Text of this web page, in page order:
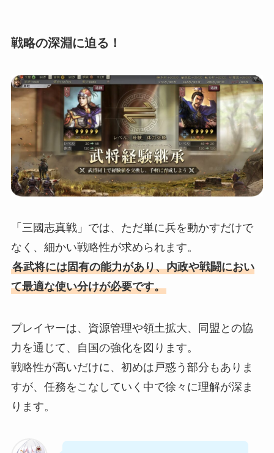
戦略の深淵に迫る！
「三國志真戦」では、ただ単に兵を動かすだけで
なく、細かい戦略性が求められます。
各武将には固有の能力があり、内政や戦闘におい
て最適な使い分けが必要です。
プレイヤーは、資源管理や領土拡大、同盟との協
力を通じて、自国の強化を図ります。
戦略性が高いだけに、初めは戸惑う部分もありま
すが、任務をこなしていく中で徐々に理解が深ま
ります。